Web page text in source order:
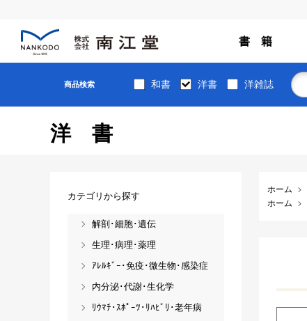
書 籍
商品検索 和書 洋書 洋雑誌
洋書
ホーム
ホーム
カテゴリから探す
解剖･細胞･遺伝
生理･病理･薬理
ｱﾚﾙｷﾞｰ･免疫･微生物･感染症
内分泌･代謝･生化学
ﾘｳﾏﾁ･ｽﾎﾟｰﾂ･ﾘﾊﾋﾞﾘ･老年病